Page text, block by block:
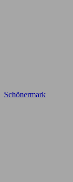
Schönermark